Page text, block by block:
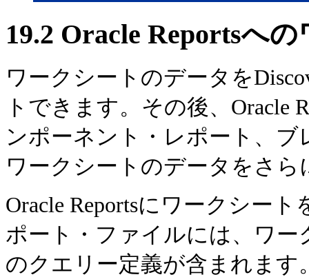
19.2 Oracle Reportsへ
ワークシートのデータを
トできます。その後、Oracle
ンポーネント・レポート、
ワークシートのデータをさ
Oracle Reportsにワークシー
ポート・ファイルには、ワー
のクエリー定義が含まれます